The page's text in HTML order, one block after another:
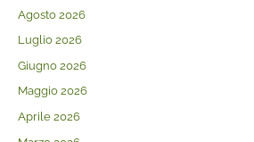
Agosto 2026
Luglio 2026
Giugno 2026
Maggio 2026
Aprile 2026